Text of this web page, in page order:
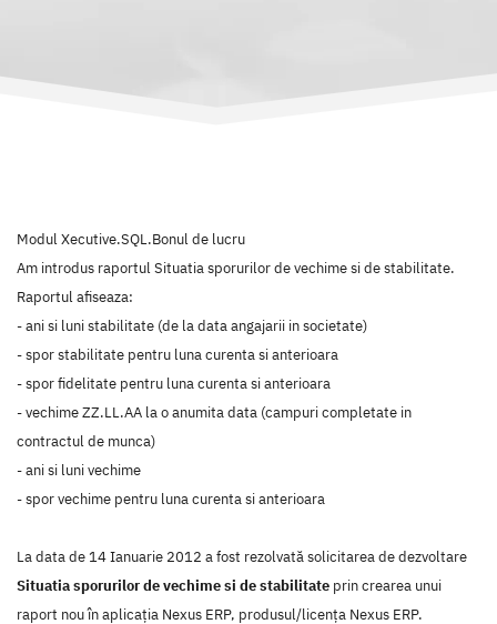
Modul Xecutive.SQL.Bonul de lucru
Am introdus raportul Situatia sporurilor de vechime si de stabilitate.
Raportul afiseaza:
- ani si luni stabilitate (de la data angajarii in societate)
- spor stabilitate pentru luna curenta si anterioara
- spor fidelitate pentru luna curenta si anterioara
- vechime ZZ.LL.AA la o anumita data (campuri completate in
contractul de munca)
- ani si luni vechime
- spor vechime pentru luna curenta si anterioara
La data de 14 Ianuarie 2012 a fost rezolvată solicitarea de dezvoltare
Situatia sporurilor de vechime si de stabilitate prin crearea unui
raport nou în aplicaţia Nexus ERP, produsul/licenţa Nexus ERP.